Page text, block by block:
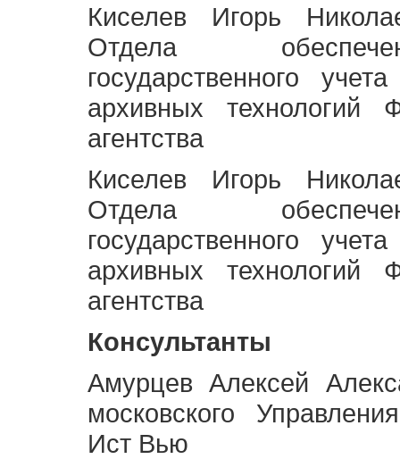
Киселев Игорь
Отдела
государственного
архивных технологий
агентства
Киселев Игорь
Отдела
государственного
архивных технологий
агентства
Консультанты
Амурцев Алексей
московского
Ист Вью